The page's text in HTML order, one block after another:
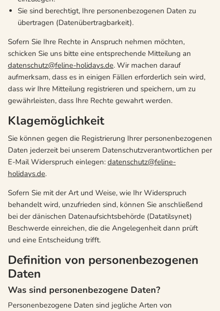
Sie sind berechtigt, Ihre personenbezogenen Daten zu
übertragen (Datenübertragbarkeit).
Sofern Sie Ihre Rechte in Anspruch nehmen möchten,
schicken Sie uns bitte eine entsprechende Mitteilung an
datenschutz@feline-holidays.de. Wir machen darauf
aufmerksam, dass es in einigen Fällen erforderlich sein wird,
dass wir Ihre Mitteilung registrieren und speichern, um zu
gewährleisten, dass Ihre Rechte gewahrt werden.
Klagemöglichkeit
Sie können gegen die Registrierung Ihrer personenbezogenen
Daten jederzeit bei unserem Datenschutzverantwortlichen per
E-Mail Widerspruch einlegen: datenschutz@feline-
holidays.de.
Sofern Sie mit der Art und Weise, wie Ihr Widerspruch
behandelt wird, unzufrieden sind, können Sie anschließend
bei der dänischen Datenaufsichtsbehörde (Datatilsynet)
Beschwerde einreichen, die die Angelegenheit dann prüft
und eine Entscheidung trifft.
Definition von personenbezogenen
Daten
Was sind personenbezogene Daten?
Personenbezogene Daten sind jegliche Arten von